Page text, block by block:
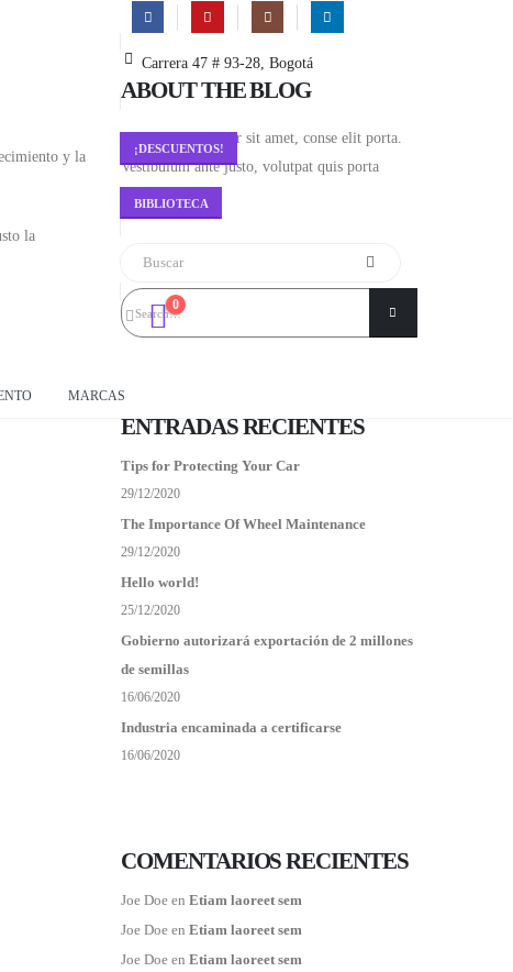
Carrera 47 # 93-28, Bogotá
¡DESCUENTOS!
BIBLIOTECA
0
MARCAS
y la
la
ABOUT THE BLOG
Lorem ipsum dolor sit amet, conse elit porta.
Vestibulum ante justo, volutpat quis porta
diam.
ENTRADAS RECIENTES
Tips for Protecting Your Car
29/12/2020
The Importance Of Wheel Maintenance
29/12/2020
Hello world!
25/12/2020
Gobierno autorizará exportación de 2 millones
de semillas
16/06/2020
Industria encaminada a certificarse
16/06/2020
COMENTARIOS RECIENTES
Joe Doe en Etiam laoreet sem
Joe Doe en Etiam laoreet sem
Joe Doe en Etiam laoreet sem